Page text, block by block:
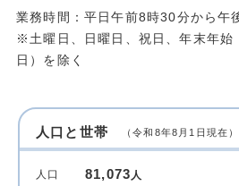
業務時間：平日午前8時30分から午
※土曜日、日曜日、祝日、年末年始
日）を除く
人口と世帯 （令和8年8月1日現在）
人口 81,073人